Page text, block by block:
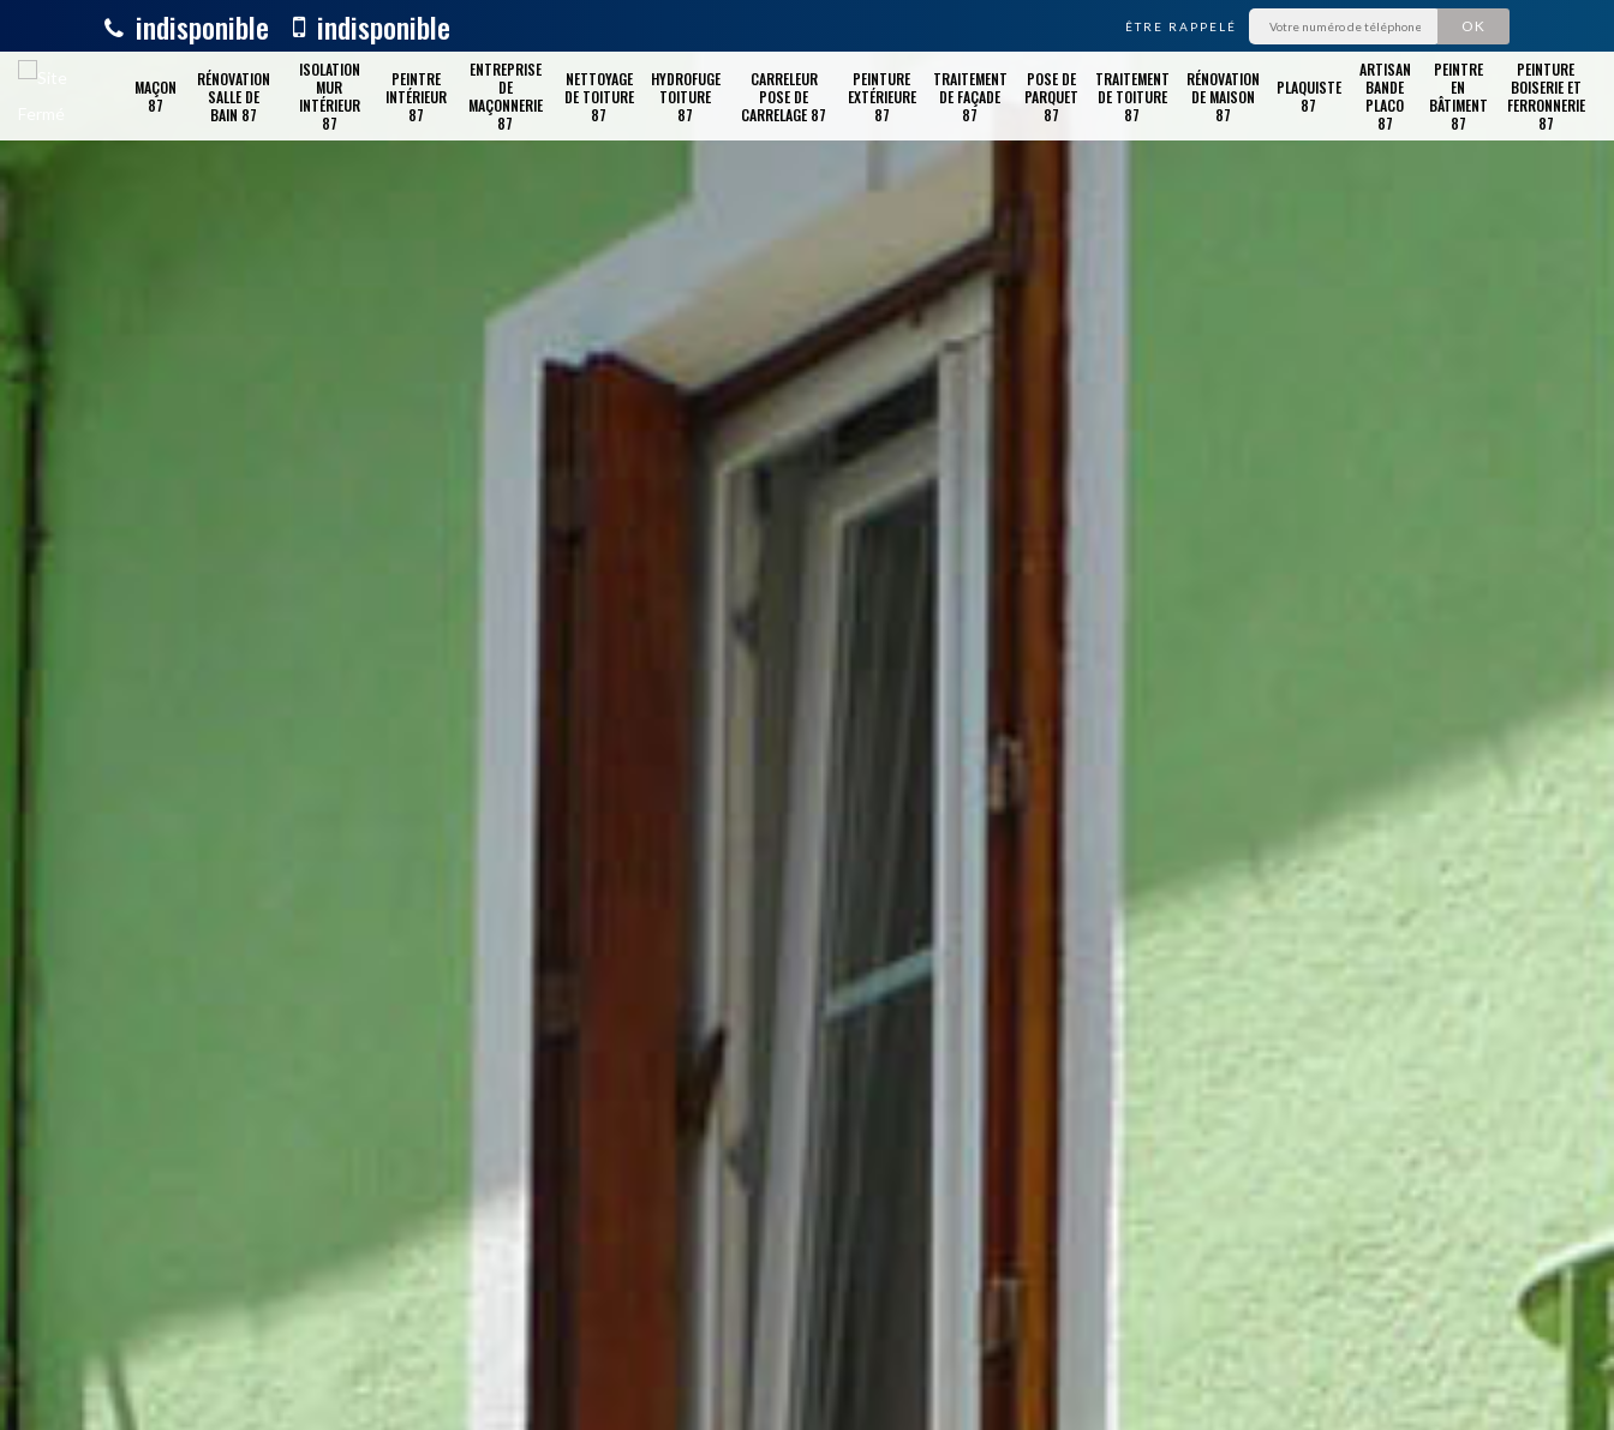
indisponible indisponible ÊTRE RAPPELÉ
MAÇON
87
RÉNOVATION
SALLE DE
BAIN 87
ISOLATION
MUR
INTÉRIEUR
87
PEINTRE
INTÉRIEUR
87
ENTREPRISE
DE
MAÇONNERIE
87
NETTOYAGE
DE TOITURE
87
HYDROFUGE
TOITURE
87
CARRELEUR
POSE DE
CARRELAGE 87
PEINTURE
EXTÉRIEURE
87
TRAITEMENT
DE FAÇADE
87
POSE DE
PARQUET
87
TRAITEMENT
DE TOITURE
87
RÉNOVATION
DE MAISON
87
PLAQUISTE
87
ARTISAN
BANDE
PLACO
87
PEINTRE
EN
BÂTIMENT
87
PEINTURE
BOISERIE ET
FERRONNERIE
87